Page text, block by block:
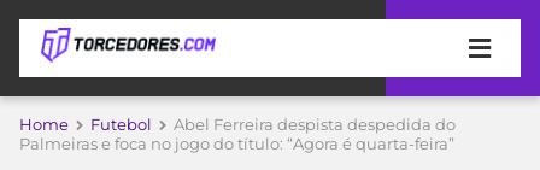
APOSTAS
Home Futebol
Abel Ferreira despista despedida do
Palmeiras e foca no jogo do título: “Agora é quarta-feira”